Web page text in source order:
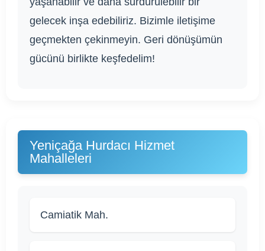
gelecek inşa edebiliriz. Bizimle iletişime
geçmekten çekinmeyin. Geri dönüşümün
gücünü birlikte keşfedelim!
Yeniçağa Hurdacı Hizmet
Mahalleleri
Camiatik Mah.